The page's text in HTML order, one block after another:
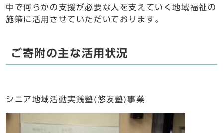
中で何らかの支援が必要な人を支えていく地域福祉の
施策に活用させていただいております。
ご寄附の主な活用状況
シニア地域活動実践塾(悠友塾)事業